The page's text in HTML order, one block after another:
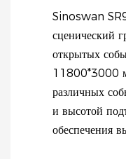
Sinoswan
сценический
открытых
11800*3000
различных
и высотой
обеспечения